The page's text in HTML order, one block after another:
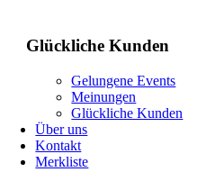
Glückliche Kunden
Gelungene Events
Meinungen
Glückliche Kunden
Über uns
Kontakt
Merkliste